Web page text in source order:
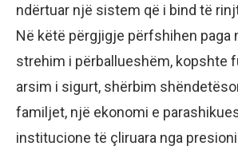
ndërtuar një sistem që i bind të
Në këtë përgjigje përfshihen paga
strehim i përballueshëm, kopshte
arsim i sigurt, shërbim
familjet, një ekonomi e
institucione të çliruara nga